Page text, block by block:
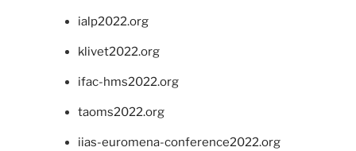
ialp2022.org
klivet2022.org
ifac-hms2022.org
taoms2022.org
iias-euromena-conference2022.org